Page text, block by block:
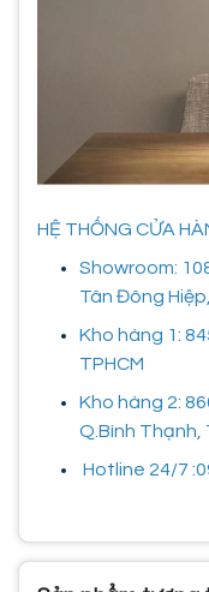
HỆ THỐNG CỬA
Showroom:
Tân Đông
Kho hàng 1:
TPHCM
Kho hàng 2:
Q.Bình Thạnh,
Hotline 24/7